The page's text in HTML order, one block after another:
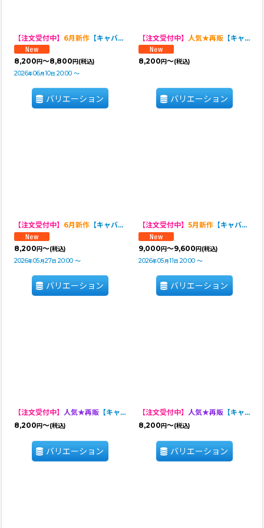
【注文受付中】 6月新作 【キャバスーツ LIMITED】Airy SMOCK：Bleu Toile
8,200 円～8,800 円 (税込)
2026年06月10日 20:00 ～
バリエーション
【注文受付中】 人気★再販 【キャバスーツ LIMITED】HOUSE OF FLOWER
8,200 円～(税込)
バリエーション
【注文受付中】 6月新作 【キャバスーツ LIMITED】SUMMER GIFT
8,200円～(税込)
2026年05 月27日 20:00 ～
バリエーション
【注文受付中】 5月新作 【キャバスーツ LIMITED】DENIM RAGLAN
9,000円～9,600円(税込)
2026年05 月11 日 20:00 ～
バリエーション
【注文受付中】 人気★再販 【キャバスーツ LIMITED】Elegant
8,200円～(税込)
バリエーション
【注文受付中】 人気★再販 【キャバスーツLIMITED 】NOSTALGIC BABY
8,200円～(税込)
バリエーション